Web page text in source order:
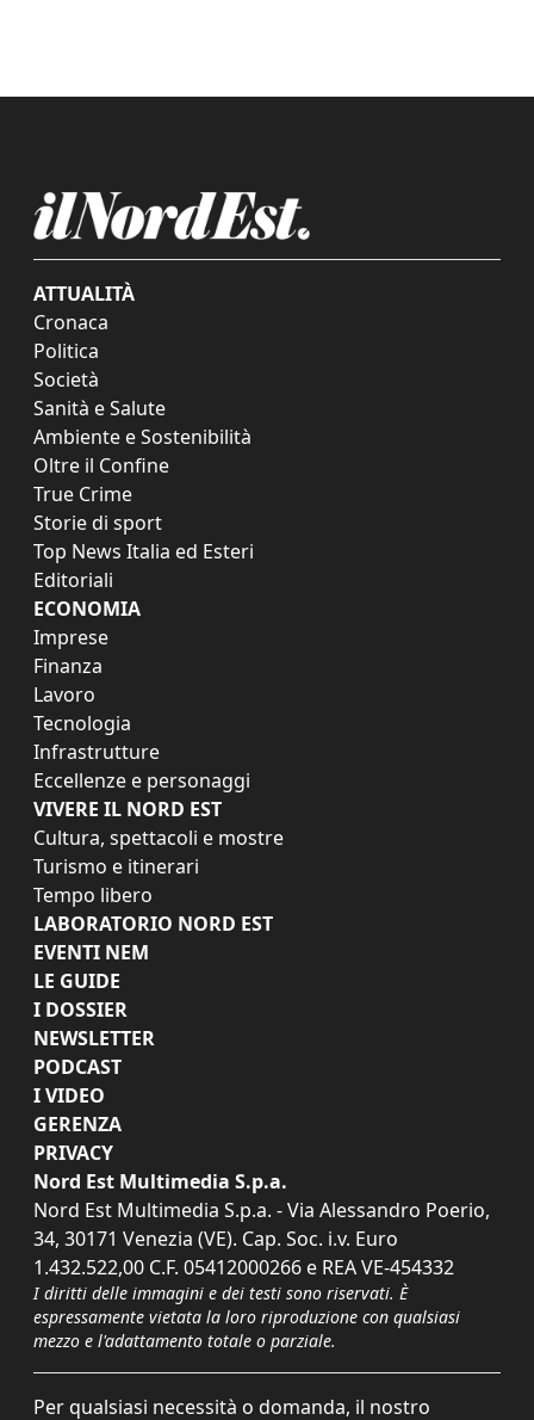
ATTUALITÀ
Cronaca
Politica
Società
Sanità e Salute
Ambiente e Sostenibilità
Oltre il Confine
True Crime
Storie di sport
Top News Italia ed Esteri
Editoriali
ECONOMIA
Imprese
Finanza
Lavoro
Tecnologia
Infrastrutture
Eccellenze e personaggi
VIVERE IL NORD EST
Cultura, spettacoli e mostre
Turismo e itinerari
Tempo libero
LABORATORIO NORD EST
EVENTI NEM
LE GUIDE
I DOSSIER
NEWSLETTER
PODCAST
I VIDEO
GERENZA
PRIVACY
Nord Est Multimedia S.p.a.
Nord Est Multimedia S.p.a. - Via Alessandro Poerio,
34, 30171 Venezia (VE). Cap. Soc. i.v. Euro
1.432.522,00 C.F. 05412000266 e REA VE-454332
I diritti delle immagini e dei testi sono riservati. È
espressamente vietata la loro riproduzione con qualsiasi
mezzo e l'adattamento totale o parziale.
Per qualsiasi necessità o domanda, il nostro